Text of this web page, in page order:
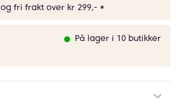
fri frakt over kr 299,- *
På lager i 10 butikker